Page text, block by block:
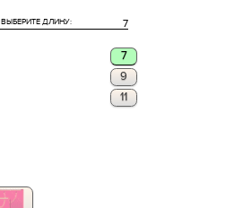
7
ВЫБЕРИТЕ ДЛИНУ:
7
9
11